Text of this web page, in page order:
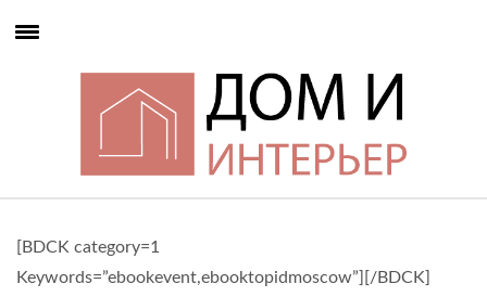
[BDCK category=1
Keywords=”ebookevent,ebooktopidmoscow”][/BDCK]